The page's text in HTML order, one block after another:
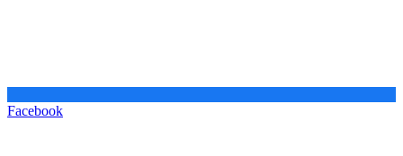
Facebook